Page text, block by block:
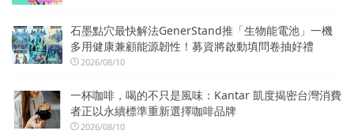
石墨點穴最快解法GenerStand推「生物能電池」一機
多用健康兼顧能源韌性！募資將啟動填問卷抽好禮
2026/08/10
一杯咖啡，喝的不只是風味：Kantar 凱度揭密台灣消費
者正以永續標準重新選擇咖啡品牌
2026/08/10